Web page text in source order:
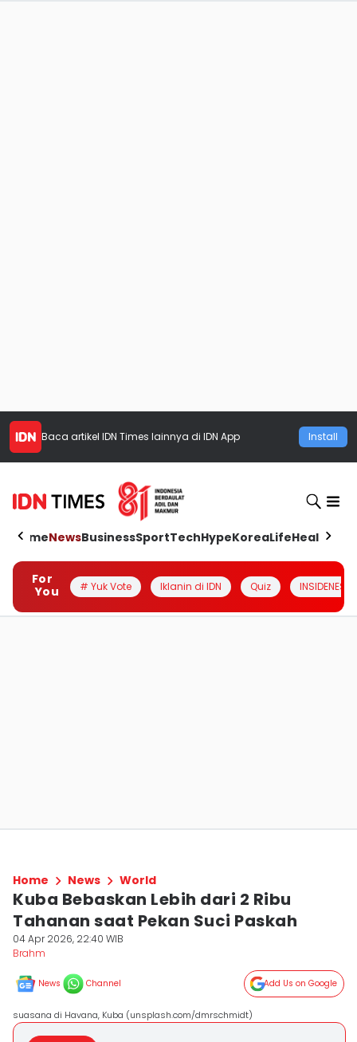
Baca artikel IDN Times lainnya di IDN App Install
HomeNewsBusinessSportTechHypeKoreaLifeHealth
For
You
# Yuk Vote Iklanin di IDN Quiz INSIDENESIA
Home News World
Kuba Bebaskan Lebih dari 2 Ribu
Tahanan saat Pekan Suci Paskah
04 Apr 2026, 22:40 WIB
Brahm
News Channel Add Us on Google
suasana di Havana, Kuba (unsplash.com/dmrschmidt)